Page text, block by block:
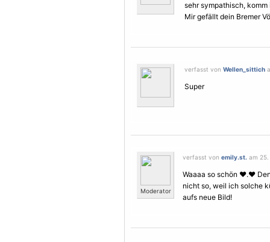
sehr sympathisch,
Mir gefällt dein Bremer
verfasst von Wellen_sittich
Super
Moderator
verfasst von emily.st. am 25.
Waaaa so schön ♥.♥
nicht so, weil ich solche
aufs neue Bild!